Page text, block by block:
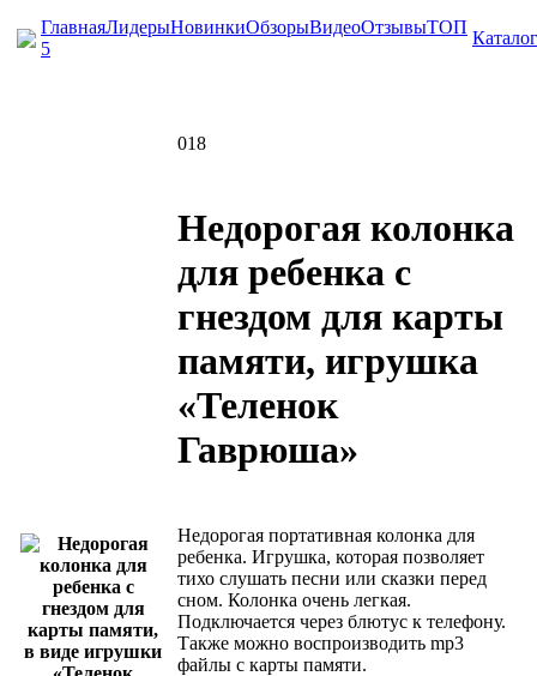
ГлавнаяЛидерыНовинкиОбзорыВидеоОтзывыТОП
5
Каталог
018
Недорогая колонка
для ребенка с
гнездом для карты
памяти, игрушка
«Теленок
Гаврюша»
Недорогая портативная колонка для
ребенка. Игрушка, которая позволяет
тихо слушать песни или сказки перед
сном. Колонка очень легкая.
Подключается через блютус к телефону.
Также можно воспроизводить mp3
файлы с карты памяти.